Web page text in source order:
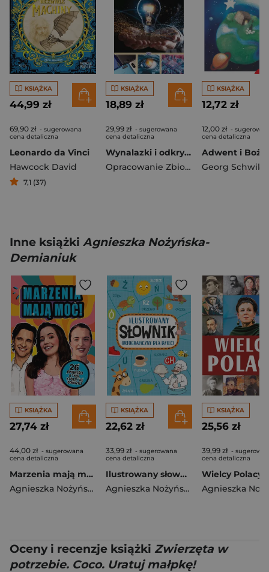
KSIĄŻKA
44,99 zł
69,90 zł - sugerowana
cena detaliczna
Leonardo da Vinci
Hawcock David
7,1 (37)
KSIĄŻKA
18,89 zł
29,99 zł - sugerowana
cena detaliczna
Wynalazki i odkrycia
Opracowanie Zbiorowe
KSIĄŻKA
12,72 zł
12,00 zł -
cena detaliczna
Georg
Inne książki Agnieszka Nożyńska-
Demianiuk
KSIĄŻKA
27,74 zł
44,00 zł - sugerowana
cena detaliczna
Marzenia mają moc! 26 opowieści o tych, którzy się odważyli
Agnieszka Nożyńska-Demianiuk
KSIĄŻKA
22,62 zł
33,99 zł - sugerowana
cena detaliczna
Ilustrowany słownik ortograficzny dla dzieci
Agnieszka Nożyńska-Demianiuk
KSIĄŻKA
25,56 zł
39,99 zł -
cena detaliczna
Wielcy Polacy
Oceny i recenzje książki Zwierzęta w
potrzebie. Coco. Uratuj małpkę!